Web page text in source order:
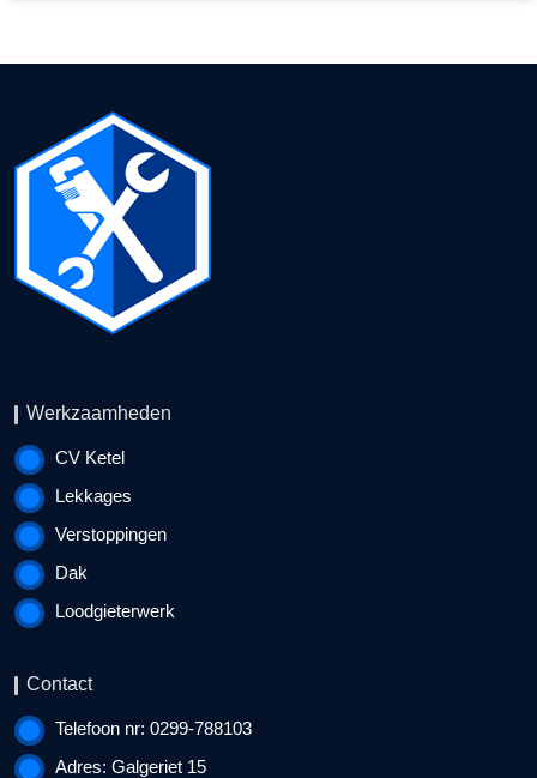
Werkzaamheden
CV Ketel
Lekkages
Verstoppingen
Dak
Loodgieterwerk
Contact
Telefoon nr: 0299-788103
Adres: Galgeriet 15